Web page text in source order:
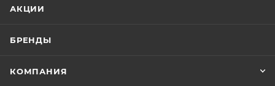
АКЦИИ
БРЕНДЫ
КОМПАНИЯ